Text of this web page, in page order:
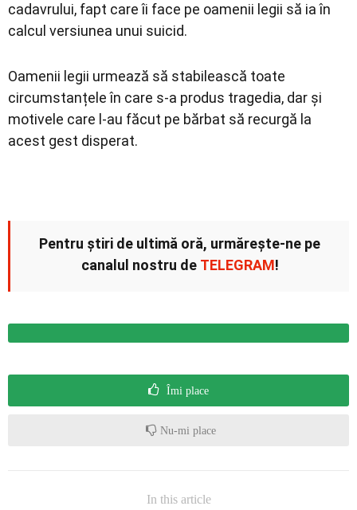
cadavrului, fapt care îi face pe oamenii legii să ia în
calcul versiunea unui suicid.
Oamenii legii urmează să stabilească toate
circumstanțele în care s-a produs tragedia, dar și
motivele care l-au făcut pe bărbat să recurgă la
acest gest disperat.
Pentru știri de ultimă oră, urmărește-ne pe
canalul nostru de TELEGRAM!
Îmi place
Nu-mi place
In this article